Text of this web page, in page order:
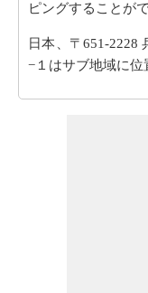
ピングすることが
日本、〒651-2228
−１はサブ地域に位